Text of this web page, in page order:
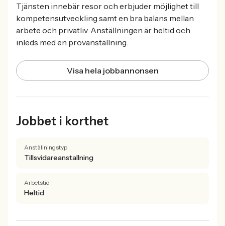
Tjänsten innebär resor och erbjuder möjlighet till
kompetensutveckling samt en bra balans mellan
arbete och privatliv. Anställningen är heltid och
inleds med en provanställning.
Visa hela jobbannonsen
Jobbet i korthet
Anställningstyp
Tillsvidareanstallning
Arbetstid
Heltid